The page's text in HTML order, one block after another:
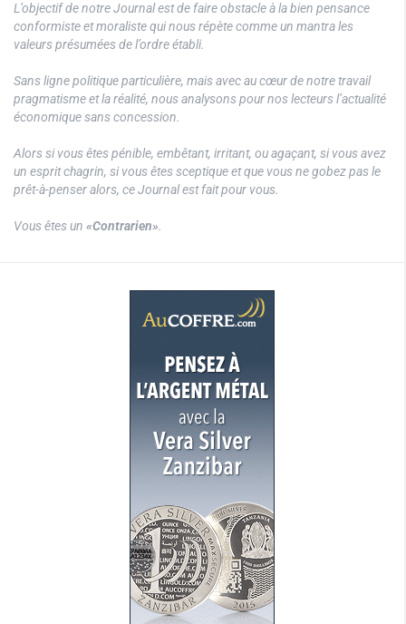
L’objectif de notre Journal est de faire obstacle à la bien pensance
conformiste et moraliste qui nous répète comme un mantra les
valeurs présumées de l’ordre établi.
Sans ligne politique particulière, mais avec au cœur de notre travail
pragmatisme et la réalité, nous analysons pour nos lecteurs l’actualité
économique sans concession.
Alors si vous êtes pénible, embêtant, irritant, ou agaçant, si vous avez
un esprit chagrin, si vous êtes sceptique et que vous ne gobez pas le
prêt-à-penser alors, ce Journal est fait pour vous.
Vous êtes un «Contrarien».